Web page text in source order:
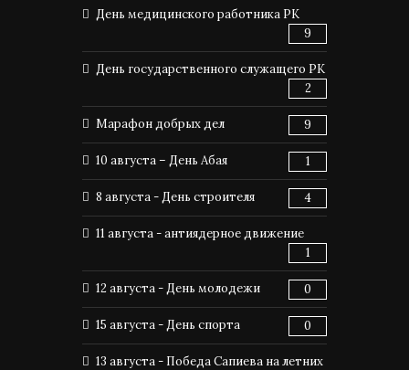
День медицинского работника РК
9
День государственного служащего РК
2
Марафон добрых дел 9
10 августа – День Абая 1
8 августа - День строителя 4
11 августа - антиядерное движение
1
12 августа - День молодежи 0
15 августа - День спорта 0
13 августа - Победа Сапиева на летних